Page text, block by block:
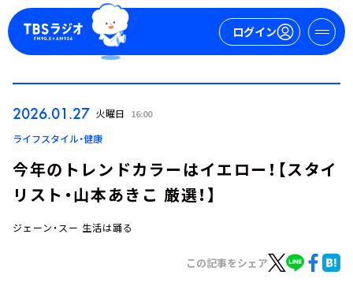
ログイン
ログイン
2026.01.27 火曜日 16:00
ライフスタイル・健康
今年のトレンドカラーはイエロー！【スタイ
リスト・山本あきこ 厳選！】
ジェーン・スー 生活は踊る
この記事をシェア